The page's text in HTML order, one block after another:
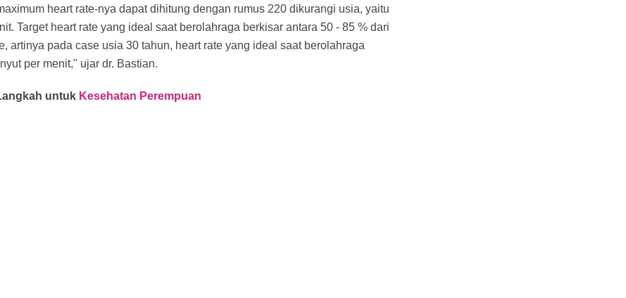
heart rate-nya dapat dihitung dengan rumus 220 dikurangi usia, yaitu
Target heart rate yang ideal saat berolahraga berkisar antara 50 - 85 % dari
artinya pada case usia 30 tahun, heart rate yang ideal saat berolahraga
per menit," ujar dr. Bastian.
untuk Kesehatan Perempuan